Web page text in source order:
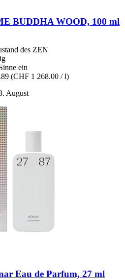
BUDDHA WOOD, 100 ml
des ZEN
ein
(CHF 1 268.00 / l)
August
Eau de Parfum, 27 ml